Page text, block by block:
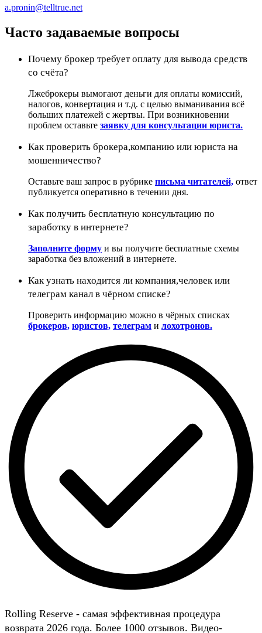
a.pronin@telltrue.net
Часто задаваемые вопросы
Почему брокер требует оплату для вывода средств
со счёта?
Лжеброкеры вымогают деньги для оплаты комиссий,
налогов, конвертация и т.д. с целью выманивания всё
больших платежей с жертвы. При возникновении
проблем оставьте заявку для консультации юриста.
Как проверить брокера,компанию или юриста на
мошенничество?
Оставьте ваш запрос в рубрике письма читателей, ответ
публикуется оперативно в течении дня.
Как получить бесплатную консультацию по
заработку в интернете?
Заполните форму и вы получите бесплатные схемы
заработка без вложений в интернете.
Как узнать находится ли компания,человек или
телеграм канал в чёрном списке?
Проверить информацию можно в чёрных списках
брокеров, юристов, телеграм и лохотронов.
Rolling Reserve - самая эффективная процедура
возврата 2026 года. Более 1000 отзывов. Видео-